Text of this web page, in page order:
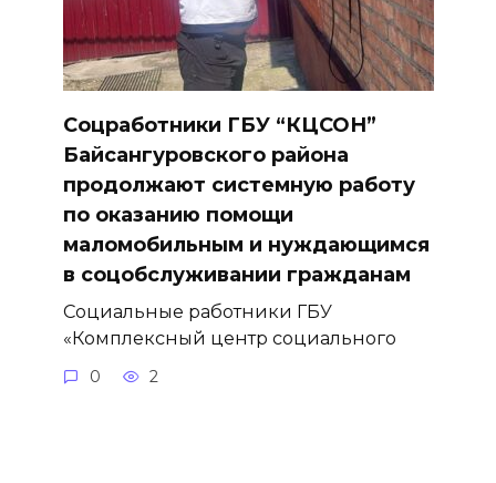
Соцработники ГБУ “КЦСОН”
Байсангуровского района
продолжают системную работу
по оказанию помощи
маломобильным и нуждающимся
в соцобслуживании гражданам
Социальные работники ГБУ
«Комплексный центр социального
0 2